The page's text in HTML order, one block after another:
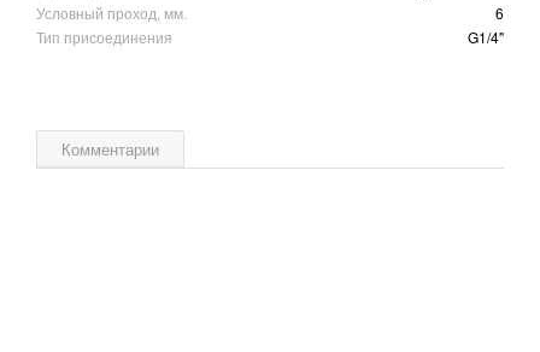
Условный проход, мм.
6
Тип присоединения
G1/4"
Комментарии